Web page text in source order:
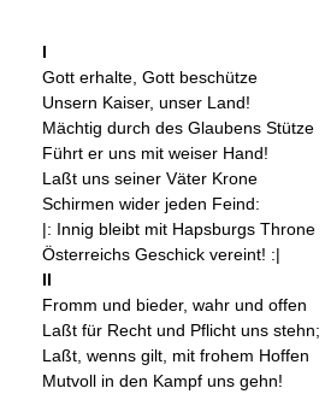
I
Gott erhalte, Gott beschütze
Unsern Kaiser, unser Land!
Mächtig durch des Glaubens Stütze
Führt er uns mit weiser Hand!
Laßt uns seiner Väter Krone
Schirmen wider jeden Feind:
|: Innig bleibt mit Hapsburgs Throne
Österreichs Geschick vereint! :|
II
Fromm und bieder, wahr und offen
Laßt für Recht und Pflicht uns stehn;
Laßt, wenns gilt, mit frohem Hoffen
Mutvoll in den Kampf uns gehn!